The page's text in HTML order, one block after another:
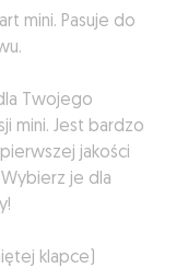
mini. Pasuje do
Twojego
mini. Jest bardzo
jakości
je dla
klapce)